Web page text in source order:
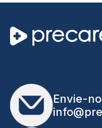
Envie-